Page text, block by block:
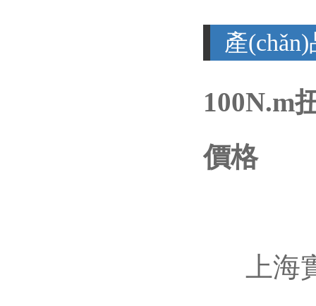
產
100N.m
價格
上海實